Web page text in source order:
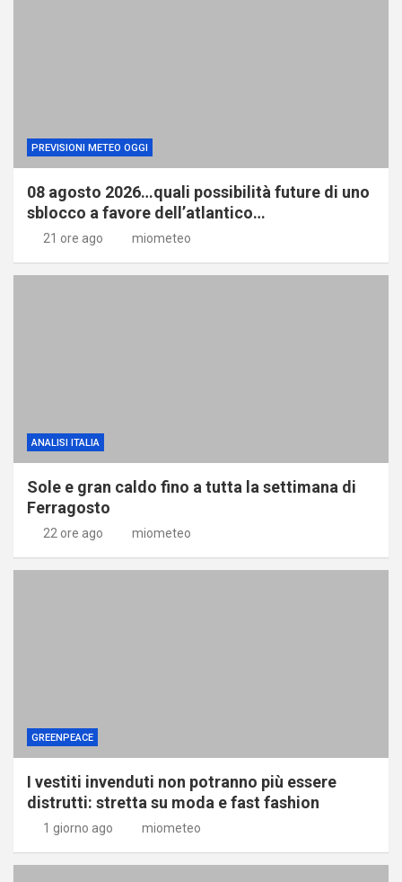
PREVISIONI METEO OGGI
08 agosto 2026…quali possibilità future di uno
sblocco a favore dell’atlantico…
21 ore ago miometeo
ANALISI ITALIA
Sole e gran caldo fino a tutta la settimana di
Ferragosto
22 ore ago miometeo
GREENPEACE
I vestiti invenduti non potranno più essere
distrutti: stretta su moda e fast fashion
1 giorno ago miometeo